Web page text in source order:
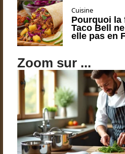
Cuisine
Pourquoi la
Taco Bell
elle pas en
Zoom sur ...